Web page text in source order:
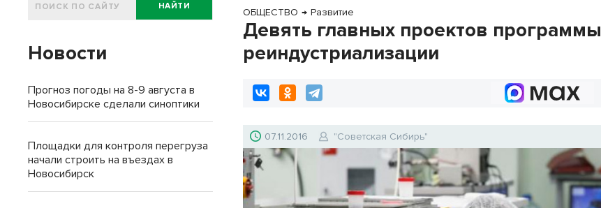
ОБЩЕСТВО → Развитие
Девять главных проектов программы
реиндустриализации
07.11.2016 "Советская Сибирь"
НАЙТИ
Новости
Прогноз погоды на 8-9 августа в
Новосибирске сделали синоптики
Площадки для контроля перегруза
начали строить на въездах в
Новосибирск